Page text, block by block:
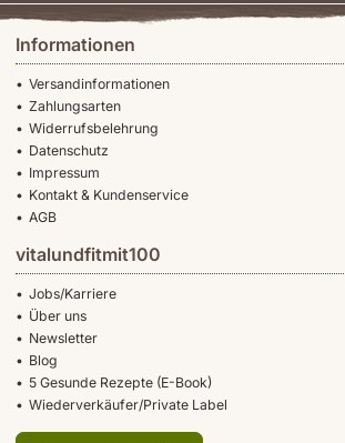
Informationen
Versandinformationen
Zahlungsarten
Widerrufsbelehrung
Datenschutz
Impressum
Kontakt & Kundenservice
AGB
vitalundfitmit100
Jobs/Karriere
Über uns
Newsletter
Blog
5 Gesunde Rezepte (E-Book)
Wiederverkäufer/Private Label